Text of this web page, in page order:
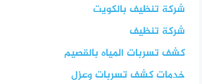
شركة تنظيف بالكويت
شركة تنظيف
كشف تسربات المياه بالقصيم
خدمات كشف تسربات وعزل